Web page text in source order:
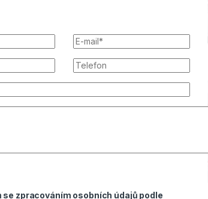
se zpracováním osobních údajů podle